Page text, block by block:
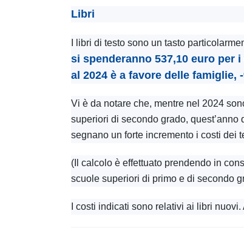
Libri
I libri di testo sono un tasto
si spenderanno 537,10 euro per
al 2024 è a favore delle famiglie,
Vi è da notare che, mentre nel 2024
superiori di secondo grado,
segnano un forte incremento i costi dei
(Il calcolo è effettuato prendendo in
scuole superiori di primo e di secondo
I costi indicati sono relativi ai libri